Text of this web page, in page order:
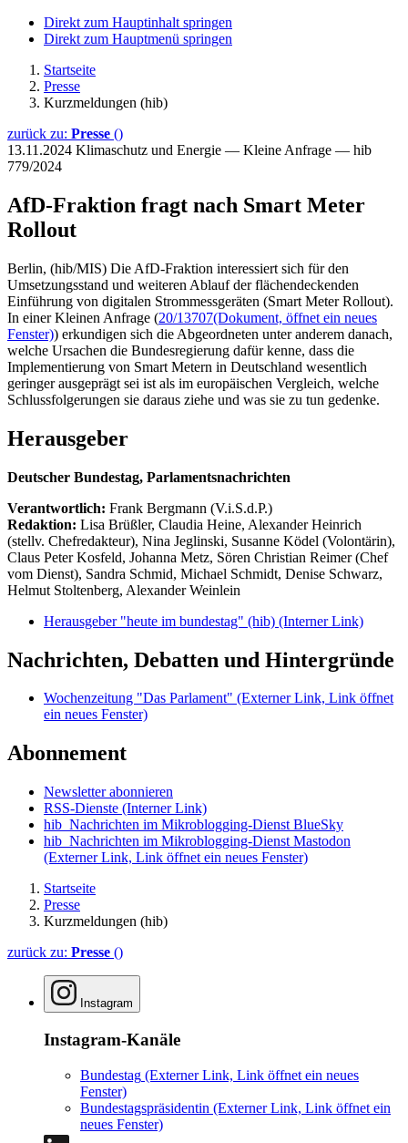
Direkt zum Hauptinhalt springen
Direkt zum Hauptmenü springen
Startseite
Presse
Kurzmeldungen (hib)
zurück zu: Presse ()
13.11.2024 Klimaschutz und Energie — Kleine Anfrage — hib
779/2024
AfD-Fraktion fragt nach Smart Meter
Rollout
Berlin, (hib/MIS) Die AfD-Fraktion interessiert sich für den
Umsetzungsstand und weiteren Ablauf der flächendeckenden
Einführung von digitalen Strommessgeräten (Smart Meter Rollout).
In einer Kleinen Anfrage (20/13707(Dokument, öffnet ein neues
Fenster)) erkundigen sich die Abgeordneten unter anderem danach,
welche Ursachen die Bundesregierung dafür kenne, dass die
Implementierung von Smart Metern in Deutschland wesentlich
geringer ausgeprägt sei ist als im europäischen Vergleich, welche
Schlussfolgerungen sie daraus ziehe und was sie zu tun gedenke.
Herausgeber
Deutscher Bundestag, Parlamentsnachrichten
Verantwortlich: Frank Bergmann (V.i.S.d.P.)
Redaktion: Lisa Brüßler, Claudia Heine, Alexander Heinrich
(stellv. Chefredakteur), Nina Jeglinski, Susanne Ködel (Volontärin),
Claus Peter Kosfeld, Johanna Metz, Sören Christian Reimer (Chef
vom Dienst), Sandra Schmid, Michael Schmidt, Denise Schwarz,
Helmut Stoltenberg, Alexander Weinlein
Herausgeber "heute im bundestag" (hib) (Interner Link)
Nachrichten, Debatten und Hintergründe
Wochenzeitung "Das Parlament" (Externer Link, Link öffnet
ein neues Fenster)
Abonnement
Newsletter abonnieren
RSS-Dienste (Interner Link)
hib_Nachrichten im Mikroblogging-Dienst BlueSky
hib_Nachrichten im Mikroblogging-Dienst Mastodon
(Externer Link, Link öffnet ein neues Fenster)
Startseite
Presse
Kurzmeldungen (hib)
zurück zu: Presse ()
Instagram
Instagram-Kanäle
Bundestag (Externer Link, Link öffnet ein neues
Fenster)
Bundestagspräsidentin (Externer Link, Link öffnet ein
neues Fenster)